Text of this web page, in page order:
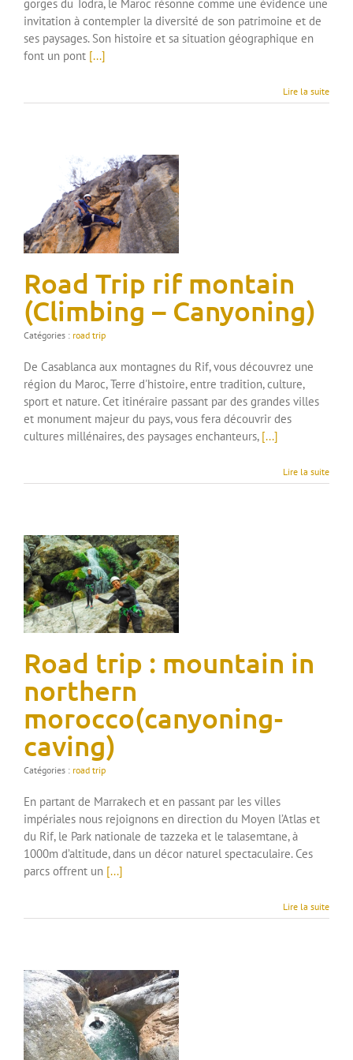
gorges du Todra, le Maroc résonne comme une évidence une
invitation à contempler la diversité de son patrimoine et de
ses paysages. Son histoire et sa situation géographique en
font un pont [...]
Lire la suite
Road Trip rif montain
(Climbing – Canyoning)
Catégories : road trip
De Casablanca aux montagnes du Rif, vous découvrez une
région du Maroc, Terre d'histoire, entre tradition, culture,
sport et nature. Cet itinéraire passant par des grandes villes
et monument majeur du pays, vous fera découvrir des
cultures millénaires, des paysages enchanteurs, [...]
Lire la suite
Road trip : mountain in
northern
morocco(canyoning-
caving)
Catégories : road trip
En partant de Marrakech et en passant par les villes
impériales nous rejoignons en direction du Moyen l’Atlas et
du Rif, le Park nationale de tazzeka et le talasemtane, à
1000m d’altitude, dans un décor naturel spectaculaire. Ces
parcs offrent un [...]
Lire la suite